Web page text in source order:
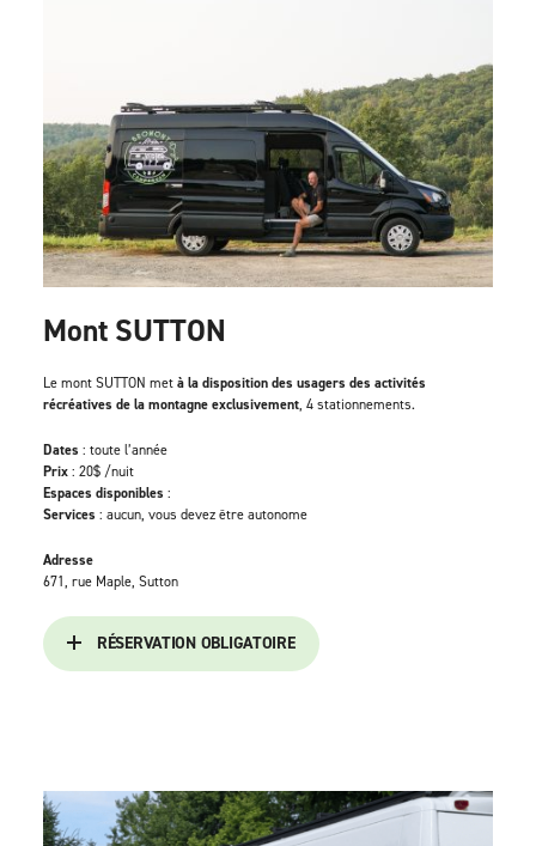
Mont SUTTON
Le mont SUTTON metà la disposition des usagers des activités
récréatives de la montagne exclusivement, 4 stationnements.
Dates : toute l’année
Prix: 20$ /nuit
Espaces disponibles :
Services : aucun, vous devez être autonome
Adresse
671, rue Maple, Sutton
RÉSERVATION OBLIGATOIRE